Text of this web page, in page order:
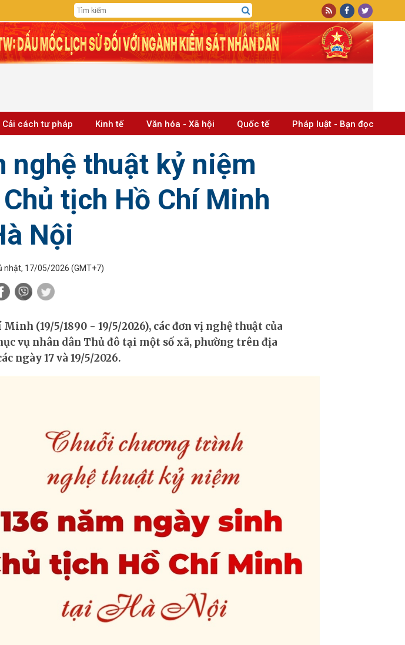
Cải cách tư pháp Kinh tế Văn hóa - Xã hội Quốc tế Pháp luật - Bạn đọc
nghệ thuật kỷ niệm
tịch Hồ Chí Minh
Nội
nhật, 17/05/2026 (GMT+7)
sinh Chủ tịch Hồ Chí Minh tại Hà Nội
(19/5/1890 - 19/5/2026), các đơn vị nghệ thuật của
vụ nhân dân Thủ đô tại một số xã, phường trên địa
ngày 17 và 19/5/2026.